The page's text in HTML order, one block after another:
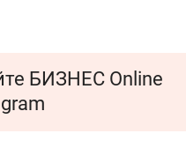
БИЗНЕС Online